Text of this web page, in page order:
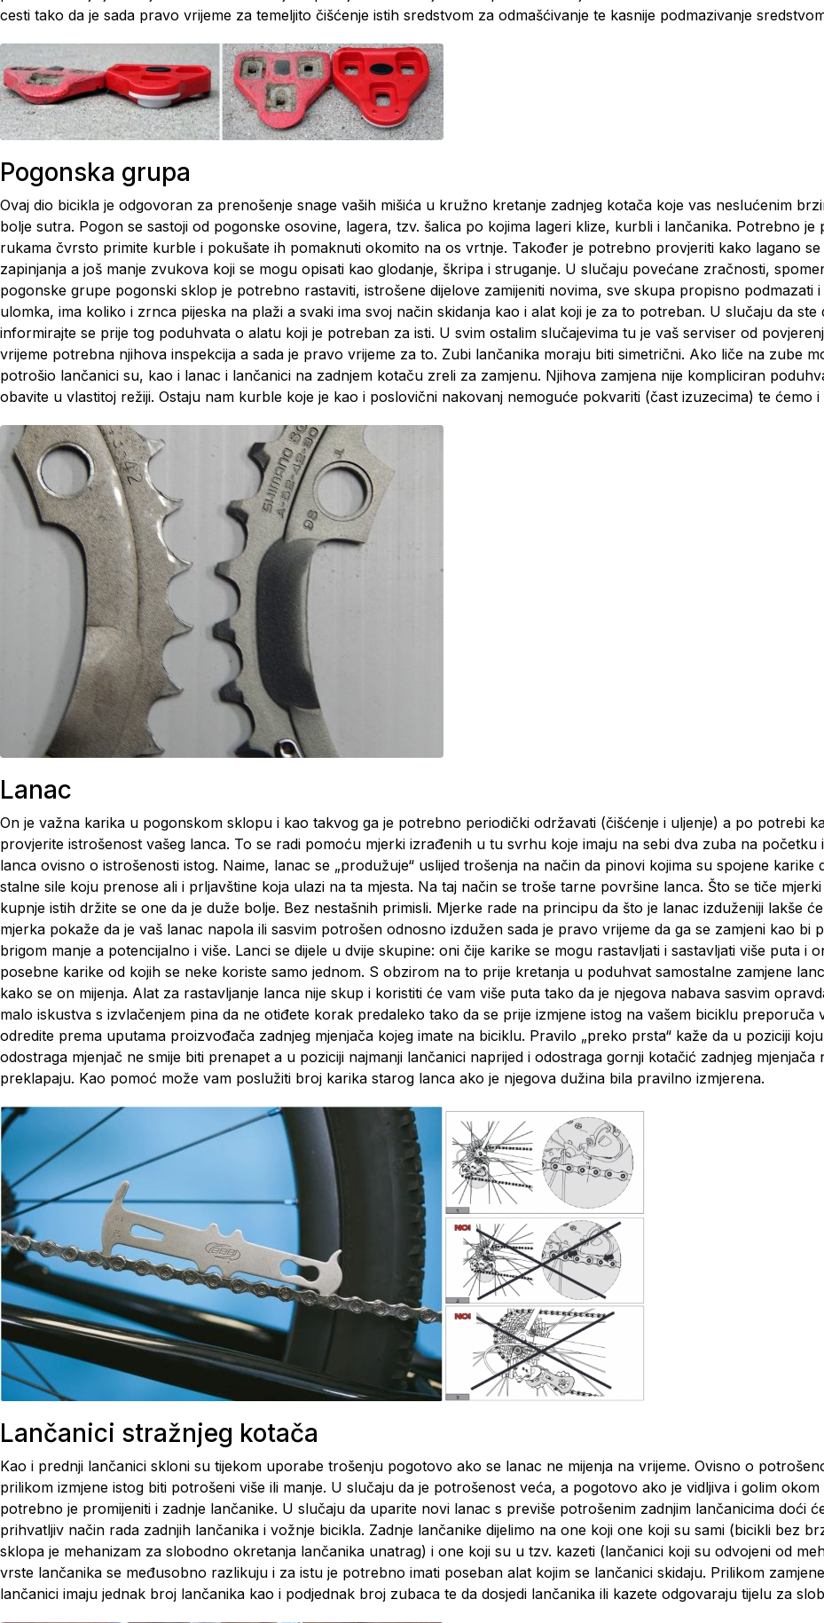
cesti tako da je sada pravo vrijeme za temeljito čišćenje istih sredstvom za odmašćivanje te kasnije podmazivanje
Pogonska grupa
Ovaj dio bicikla je odgovoran za prenošenje snage vaših mišića u kružno kretanje zadnjeg kotača koje vas neslućenim
bolje sutra. Pogon se sastoji od pogonske osovine, lagera, tzv. šalica po kojima lageri klize, kurbli i lančanika. Potrebno
rukama čvrsto primite kurble i pokušate ih pomaknuti okomito na os vrtnje. Također je potrebno provjeriti kako lagano
zapinjanja a još manje zvukova koji se mogu opisati kao glodanje, škripa i struganje. U slučaju povećane zračnosti,
pogonske grupe pogonski sklop je potrebno rastaviti, istrošene dijelove zamijeniti novima, sve skupa propisno podmazati
ulomka, ima koliko i zrnca pijeska na plaži a svaki ima svoj način skidanja kao i alat koji je za to potreban. U slučaju da
informirajte se prije tog poduhvata o alatu koji je potreban za isti. U svim ostalim slučajevima tu je vaš serviser od
vrijeme potrebna njihova inspekcija a sada je pravo vrijeme za to. Zubi lančanika moraju biti simetrični. Ako liče na zube
potrošio lančanici su, kao i lanac i lančanici na zadnjem kotaču zreli za zamjenu. Njihova zamjena nije kompliciran
obavite u vlastitoj režiji. Ostaju nam kurble koje je kao i poslovični nakovanj nemoguće pokvariti (čast izuzecima) te ćemo
Lanac
On je važna karika u pogonskom sklopu i kao takvog ga je potrebno periodički održavati (čišćenje i uljenje) a po potrebi
provjerite istrošenost vašeg lanca. To se radi pomoću mjerki izrađenih u tu svrhu koje imaju na sebi dva zuba na
lanca ovisno o istrošenosti istog. Naime, lanac se „produžuje“ uslijed trošenja na način da pinovi kojima su spojene karike
stalne sile koju prenose ali i prljavštine koja ulazi na ta mjesta. Na taj način se troše tarne površine lanca. Što se tiče
kupnje istih držite se one da je duže bolje. Bez nestašnih primisli. Mjerke rade na principu da što je lanac izduženiji lakše
mjerka pokaže da je vaš lanac napola ili sasvim potrošen odnosno izdužen sada je pravo vrijeme da ga se zamjeni kao bi
brigom manje a potencijalno i više. Lanci se dijele u dvije skupine: oni čije karike se mogu rastavljati i sastavljati više puta i
posebne karike od kojih se neke koriste samo jednom. S obzirom na to prije kretanja u poduhvat samostalne zamjene
kako se on mijenja. Alat za rastavljanje lanca nije skup i koristiti će vam više puta tako da je njegova nabava sasvim
malo iskustva s izvlačenjem pina da ne otiđete korak predaleko tako da se prije izmjene istog na vašem biciklu
odredite prema uputama proizvođača zadnjeg mjenjača kojeg imate na biciklu. Pravilo „preko prsta“ kaže da u poziciji
odostraga mjenjač ne smije biti prenapet a u poziciji najmanji lančanici naprijed i odostraga gornji kotačić zadnjeg
preklapaju. Kao pomoć može vam poslužiti broj karika starog lanca ako je njegova dužina bila pravilno izmjerena.
Lančanici stražnjeg kotača
Kao i prednji lančanici skloni su tijekom uporabe trošenju pogotovo ako se lanac ne mijenja na vrijeme. Ovisno o
prilikom izmjene istog biti potrošeni više ili manje. U slučaju da je potrošenost veća, a pogotovo ako je vidljiva i golim
potrebno je promijeniti i zadnje lančanike. U slučaju da uparite novi lanac s previše potrošenim zadnjim lančanicima doći
prihvatljiv način rada zadnjih lančanika i vožnje bicikla. Zadnje lančanike dijelimo na one koji one koji su sami (bicikli bez
sklopa je mehanizam za slobodno okretanja lančanika unatrag) i one koji su u tzv. kazeti (lančanici koji su odvojeni od
vrste lančanika se međusobno razlikuju i za istu je potrebno imati poseban alat kojim se lančanici skidaju. Prilikom
lančanici imaju jednak broj lančanika kao i podjednak broj zubaca te da dosjedi lančanika ili kazete odgovaraju tijelu za